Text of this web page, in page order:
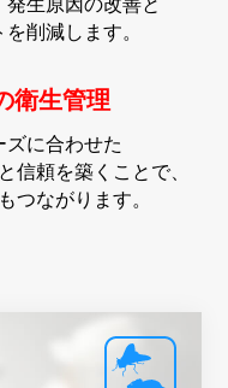
削減します。
衛生管理
ズに合わせた
信頼を築くことで、
つながります。